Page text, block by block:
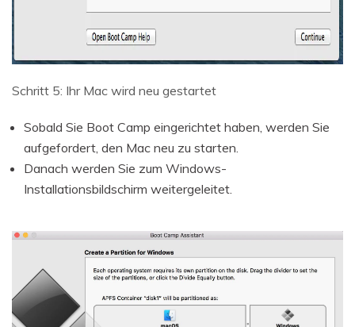
Schritt 5: Ihr Mac wird neu gestartet
Sobald Sie Boot Camp eingerichtet haben, werden Sie
aufgefordert, den Mac neu zu starten.
Danach werden Sie zum Windows-
Installationsbildschirm weitergeleitet.